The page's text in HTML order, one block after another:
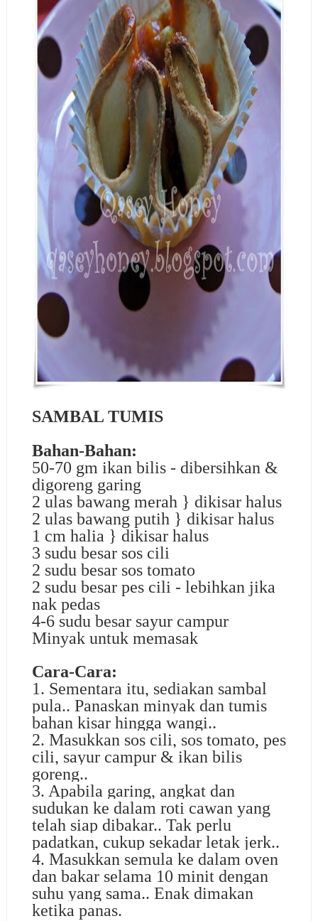
SAMBAL TUMIS
Bahan-Bahan:
50-70 gm ikan bilis - dibersihkan &
digoreng garing
2 ulas bawang merah } dikisar halus
2 ulas bawang putih } dikisar halus
1 cm halia } dikisar halus
3 sudu besar sos cili
2 sudu besar sos tomato
2 sudu besar pes cili - lebihkan jika
nak pedas
4-6 sudu besar sayur campur
Minyak untuk memasak
Cara-Cara:
1. Sementara itu, sediakan sambal
pula.. Panaskan minyak dan tumis
bahan kisar hingga wangi..
2. Masukkan sos cili, sos tomato, pes
cili, sayur campur & ikan bilis
goreng..
3. Apabila garing, angkat dan
sudukan ke dalam roti cawan yang
telah siap dibakar.. Tak perlu
padatkan, cukup sekadar letak jerk..
4. Masukkan semula ke dalam oven
dan bakar selama 10 minit dengan
suhu yang sama.. Enak dimakan
ketika panas.